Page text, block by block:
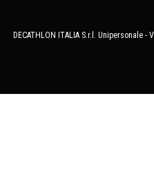
DECATHLON ITALIA S.r.l. Unipersonale